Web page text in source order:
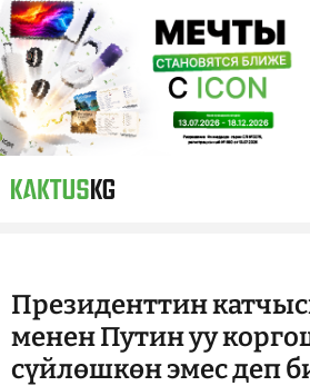
Президенттин
менен Путин уу
сүйлөшкөн эмес деп